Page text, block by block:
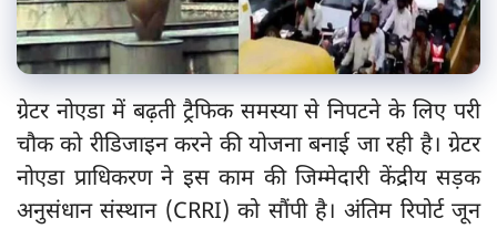
ग्रेटर नोएडा में बढ़ती ट्रैफिक समस्या से निपटने के लिए परी
चौक को रीडिजाइन करने की योजना बनाई जा रही है। ग्रेटर
नोएडा प्राधिकरण ने इस काम की जिम्मेदारी केंद्रीय सड़क
अनुसंधान संस्थान (CRRI) को सौंपी है। अंतिम रिपोर्ट जून